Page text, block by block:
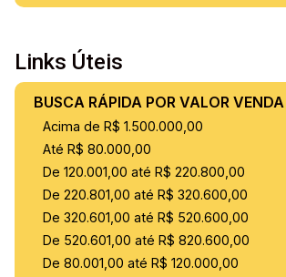
Links Úteis
BUSCA RÁPIDA POR VALOR VENDA
Acima de R$ 1.500.000,00
Até R$ 80.000,00
De 120.001,00 até R$ 220.800,00
De 220.801,00 até R$ 320.600,00
De 320.601,00 até R$ 520.600,00
De 520.601,00 até R$ 820.600,00
De 80.001,00 até R$ 120.000,00